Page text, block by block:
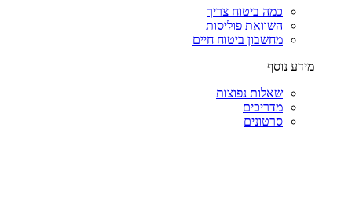
כמה ביטוח צריך
השוואת פוליסות
מחשבון ביטוח חיים
מידע נוסף
שאלות נפוצות
מדריכים
סרטונים